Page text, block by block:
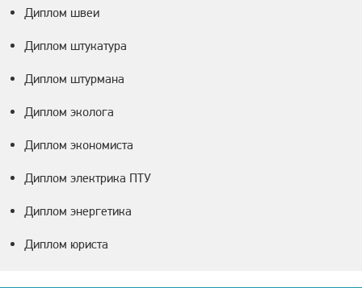
Диплом швеи
Диплом штукатура
Диплом штурмана
Диплом эколога
Диплом экономиста
Диплом электрика ПТУ
Диплом энергетика
Диплом юриста